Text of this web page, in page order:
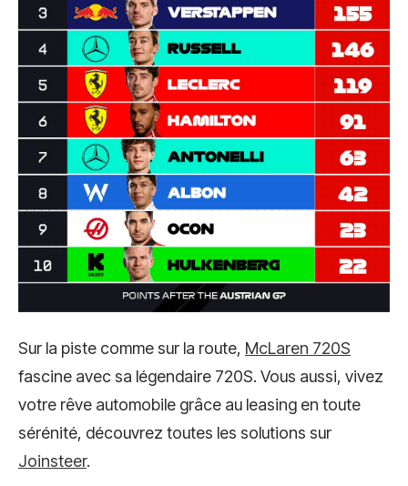
Sur la piste comme sur la route, McLaren 720S
fascine avec sa légendaire 720S. Vous aussi, vivez
votre rêve automobile grâce au leasing en toute
sérénité, découvrez toutes les solutions sur
Joinsteer.